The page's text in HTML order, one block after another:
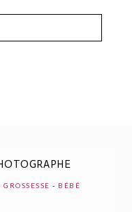
*
GROSSESSE - BÉBÉ